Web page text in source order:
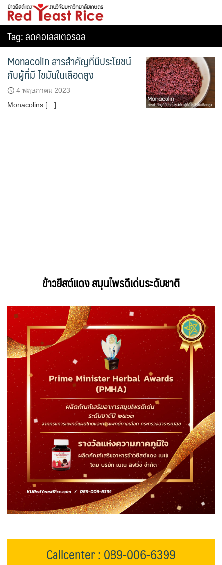
Skipข้าวยีสต์แดง
Tag:ลดคอเลสเตอรอล
Monacolin สารสำคัญที่มีประโยชน์
กับผู้ที่มี ไขมันในเลือดสูง
4 พฤษภาคม 2023
Monacolins […]
ข้าวยีสต์แดง สมุนไพรดีเด่นระดับชาติ
Callcenter : 089-006-6399